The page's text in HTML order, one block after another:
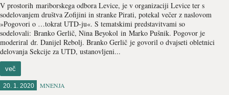
V prostorih mariborskega odbora Levice, je v organizaciji Levice ter s
sodelovanjem društva Zofijini in stranke Pirati, potekal večer z naslovom
»Pogovori o …tokrat UTD-ju«. S tematskimi predstavitvami so
sodelovali: Branko Gerlič, Nina Beyokol in Marko Pušnik. Pogovor je
moderiral dr. Danijel Rebolj. Branko Gerlič je govoril o dvajseti obletnici
delovanja Sekcije za UTD, ustanovljeni...
več
20. 1. 2020 MNENJA